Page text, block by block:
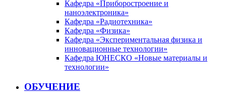
Кафедра «Приборостроение и
наноэлектроника»
Кафедра «Радиотехника»
Кафедра «Физика»
Кафедра «Экспериментальная физика и
инновационные технологии»
Кафедра ЮНЕСКО «Новые материалы и
технологии»
ОБУЧЕНИЕ